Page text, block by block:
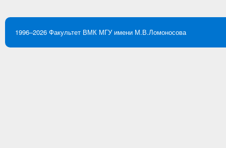
1996–2026 Факультет ВМК МГУ имени М.В.Ломоносова